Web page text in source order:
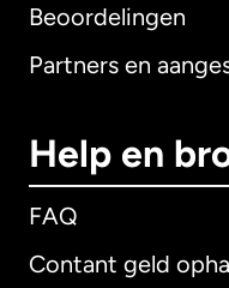
Beoordelingen
Partners en
Help en
FAQ
Contant geld